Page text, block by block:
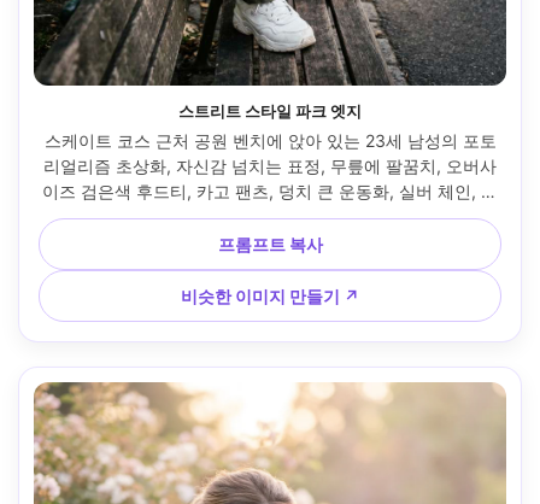
스트리트 스타일 파크 엣지
스케이트 코스 근처 공원 벤치에 앉아 있는 23세 남성의 포토
리얼리즘 초상화, 자신감 넘치는 표정, 무릎에 팔꿈치, 오버사
이즈 검은색 후드티, 카고 팬츠, 덩치 큰 운동화, 실버 체인, 질
감이 있는 짧은 머리, 나무 아래 밝지만 음영이 있는 조명, 소니
A7S III, 35mm f/1.8, 더 넓은 환경 프레임, 역동적인 대각선
구성, 현대적인 스트리트 무드, 사실적인 피부 질감, 자연스러
운 그림자, 고해상도, 선명한 초점, 펀치 대비 색상 등급 --ar
4:5
프롬프트 복사
비슷한 이미지 만들기 ↗